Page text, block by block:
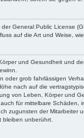
General Public License
auf die Art und Weise,
und Gesundheit und
oder grob fahrlässigen
nach auf die
von Leben, Körper und
für mittelbare Schäden,
zugunsten der Mitarbeiter
unberührt.